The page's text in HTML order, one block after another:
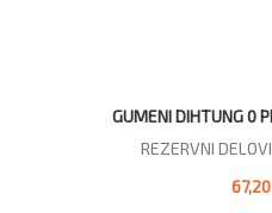
GUMENI DIHTUNG 0
REZERVNI